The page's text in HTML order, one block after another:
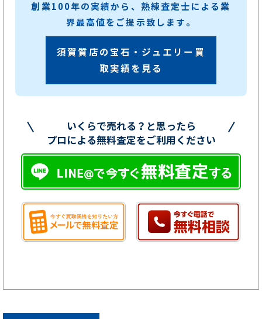
創業100年の実績から、熟練査定士による業
界最高値をご提示致します。
須賀質店の宝石・ジュエリー買
取実績を見る
いくらで売れる？と思ったら
プロによる無料査定をご利用ください